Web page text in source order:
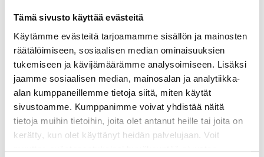
Tämä sivusto käyttää evästeitä
Käytämme evästeitä tarjoamamme sisällön ja mainosten
räätälöimiseen, sosiaalisen median ominaisuuksien
tukemiseen ja kävijämäärämme analysoimiseen. Lisäksi
jaamme sosiaalisen median, mainosalan ja analytiikka-
alan kumppaneillemme tietoja siitä, miten käytät
sivustoamme. Kumppanimme voivat yhdistää näitä
tietoja muihin tietoihin, joita olet antanut heille tai joita on
kerätty, kun olet käyttänyt heidän palvelujaan. Voit
Mari Luoma: Mintun makuinen murha
30 kpl (4.-6 lk)